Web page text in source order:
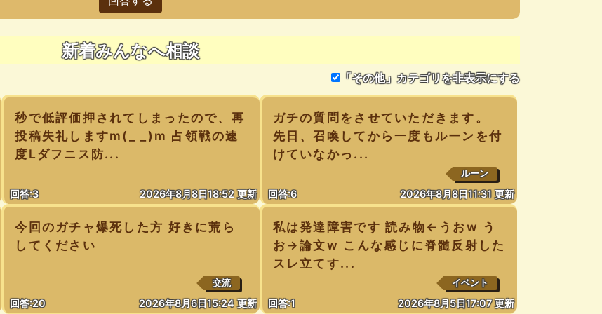
新着みんなへ相談
「その他」カテゴリを非表示にする
秒で低評価押されてしまったので、再
投稿失礼しますm(_ _)m 占領戦の速
度Lダフニス防...
回答:3 2026年8月8日18:52 更新
ガチの質問をさせていただきます。
先日、召喚してから一度もルーンを付
けていなかっ...
ルーン
回答:6 2026年8月8日11:31 更新
今回のガチャ爆死した方 好きに荒ら
してください
交流
回答:20 2026年8月6日15:24 更新
私は発達障害です 読み物←うおw う
お→論文w こんな感じに脊髄反射した
スレ立てす...
イベント
回答:1 2026年8月5日17:07 更新